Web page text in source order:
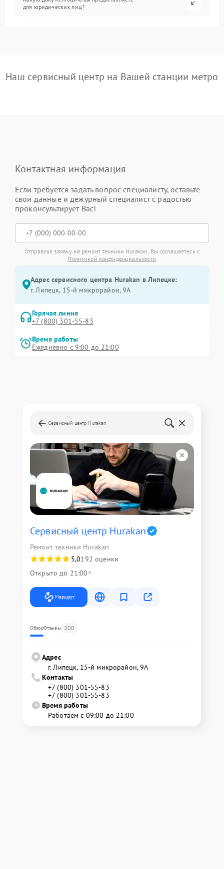
для юридических лиц?
Наш сервисный центр на Вашей станции метро
Контактная информация
Если требуется задать вопрос специалисту, оставьте
свои данные и дежурный специалист с радостью
проконсультирует Вас!
Отправляя заявку на ремонт техники Hurakan, Вы соглашаетесь с
Политикой конфиденциальности
Адрес сервисного центра Hurakan в Липецке:
г. Липецк, 15-й микрорайон, 9А
Горячая линия
+7 (800) 301-55-83
Время работы
Ежедневно с 9:00 до 21:00
Сервисный центр Hurakan
Сервисный центр Hurakan
Ремонт техники Hurakan
5,0192 оценки
Открыто до 21:00
Маршрут
ОбзорОтзывы 200
Адрес
г. Липецк, 15-й микрорайон, 9А
Контакты
+7 (800) 301-55-83
+7 (800) 301-55-83
Время работы
Работаем с 09:00 до 21:00